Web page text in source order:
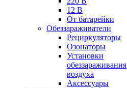
12 В
От батарейки
Обеззараживатели
Рециркуляторы
Озонаторы
Установки
обеззараживания
воздуха
Аксессуары